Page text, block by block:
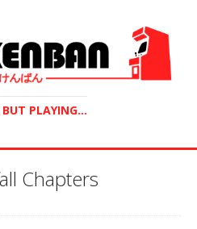
PLAYING...
Chapters